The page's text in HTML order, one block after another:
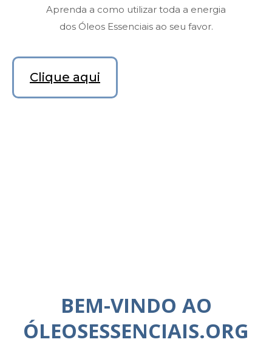
Aprenda a como utilizar toda a energia
dos Óleos Essenciais ao seu favor.
Clique aqui
BEM-VINDO AO
ÓLEOSESSENCIAIS.ORG